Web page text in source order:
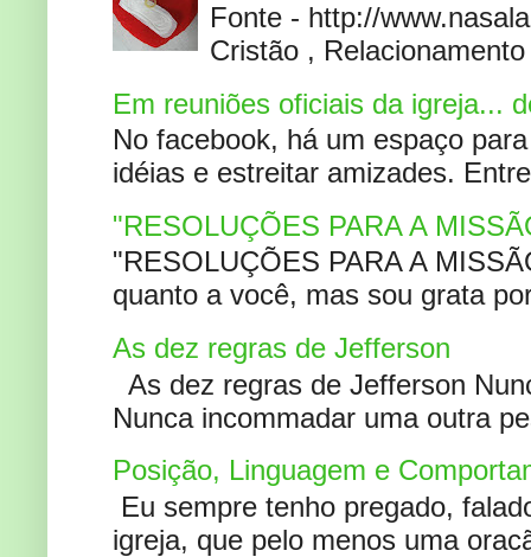
Fonte - http://
Cristão ,
Em reuniões oficiais da igreja...
No facebook, há um espaço
idéias e estreitar amizades.
"RESOLUÇÕES PARA A
"RESOLUÇÕES PARA A
quanto a você, mas sou grata
As dez regras de Jefferson
As dez regras de Jefferson
Nunca incommadar uma outra
Posição, Linguagem e
Eu sempre tenho pregado,
igreja, que pelo menos uma